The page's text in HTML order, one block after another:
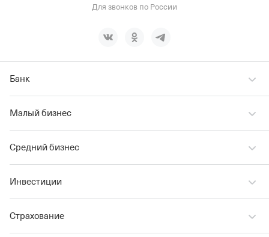
Для звонков по России
Банк
Малый бизнес
Средний бизнес
Инвестиции
Страхование